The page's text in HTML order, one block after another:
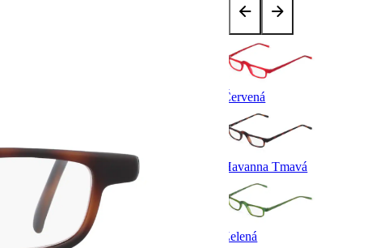
Červená
Havanna Tmavá
Zelená